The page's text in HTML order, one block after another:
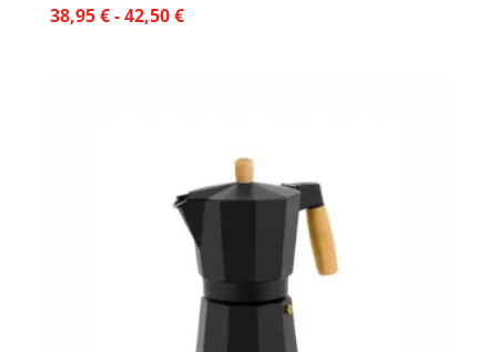
38,95€-42,50€Rango
hasta
42,50 €